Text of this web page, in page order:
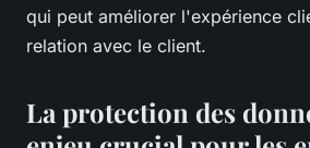
qui peut améliorer l'expérience
relation avec le client.
La protection des